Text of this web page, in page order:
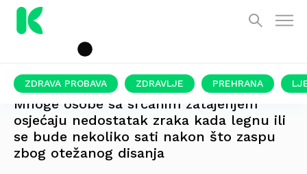
ZDRAVA PROBAVA ZDRAVLJE PREHRANA
Mnoge osobe sa srčanim zatajenjem
osjećaju nedostatak zraka kada legnu ili
se bude nekoliko sati nakon što zaspu
zbog otežanog disanja